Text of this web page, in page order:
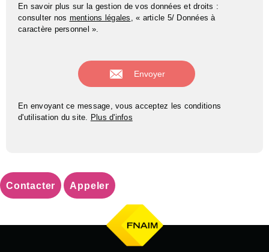
En savoir plus sur la gestion de vos données et droits :
consulter nos mentions légales , « article 5/ Données à
caractère personnel ».
En envoyant ce message, vous acceptez les conditions
d'utilisation du site.
Plus d'infos
Contacter Appeler